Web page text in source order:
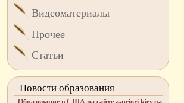
Видеоматериалы
Прочее
Статьи
Новости образования